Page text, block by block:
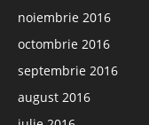
noiembrie 2016
octombrie 2016
septembrie 2016
august 2016